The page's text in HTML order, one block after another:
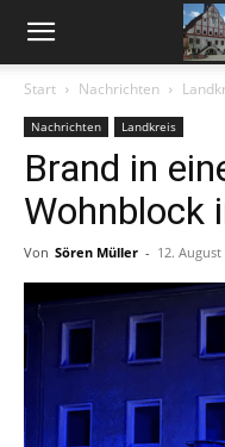
Start Nachrichten
Nachrichten Landkreis
Brand in
Wohnblock
Von Sören Müller - 12. August